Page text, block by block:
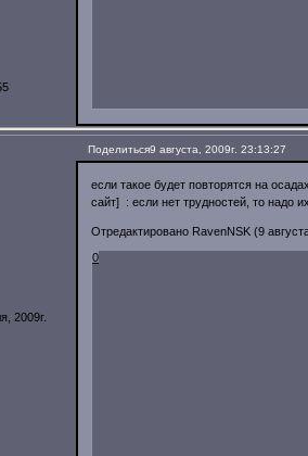
Поделиться9 августа, 2009г. 23:13:27
2009г.
если такое будет повторятся на
сайт] : если нет трудностей, то надо
Отредактировано RavenNSK (9
0